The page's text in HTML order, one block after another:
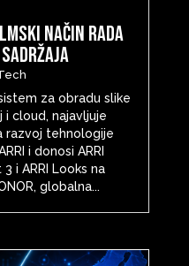
način rada
za obradu slike
i cloud, najavljuje
razvoj tehnologije
i donosi ARRI
i ARRI Looks na
globalna...